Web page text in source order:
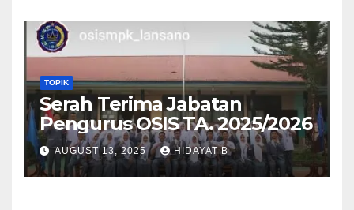
TOPIK
Serah Terima Jabatan
Pengurus OSIS TA. 2025/2026
AUGUST 13, 2025 HIDAYAT B